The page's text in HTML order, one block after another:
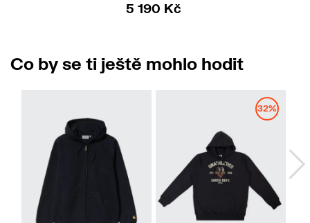
5 190 Kč
Co by se ti ještě mohlo hodit
32%